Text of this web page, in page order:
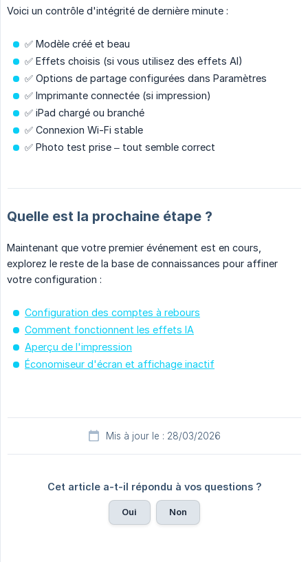
Voici un contrôle d'intégrité de dernière minute :
✅ Modèle créé et beau
✅ Effets choisis (si vous utilisez des effets AI)
✅ Options de partage configurées dans Paramètres
✅ Imprimante connectée (si impression)
✅ iPad chargé ou branché
✅ Connexion Wi-Fi stable
✅ Photo test prise – tout semble correct
Quelle est la prochaine étape ?
Maintenant que votre premier événement est en cours,
explorez le reste de la base de connaissances pour affiner
votre configuration :
Configuration des comptes à rebours
Comment fonctionnent les effets IA
Aperçu de l'impression
Économiseur d'écran et affichage inactif
Mis à jour le : 28/03/2026
Cet article a-t-il répondu à vos questions ?
Oui Non